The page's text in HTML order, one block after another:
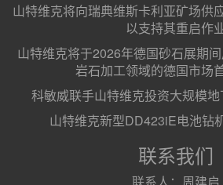
山特维克将向瑞典维斯卡利亚矿场供
以支持其重启作
山特维克将于2026年德国砂石展期
岩石加工领域的德国市场
科敏威联手山特维克投资大规模
山特维克新型DD423iE电池钻
联系我们
联系人：周建启